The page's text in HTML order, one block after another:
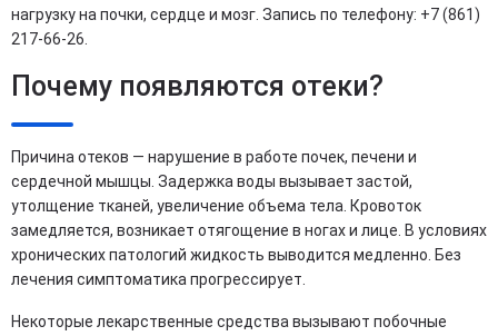
нагрузку на почки, сердце и мозг. Запись по телефону: +7 (861)
217-66-26.
Почему появляются отеки?
Причина отеков — нарушение в работе почек, печени и
сердечной мышцы. Задержка воды вызывает застой,
утолщение тканей, увеличение объема тела. Кровоток
замедляется, возникает отягощение в ногах и лице. В условиях
хронических патологий жидкость выводится медленно. Без
лечения симптоматика прогрессирует.
Некоторые лекарственные средства вызывают побочные